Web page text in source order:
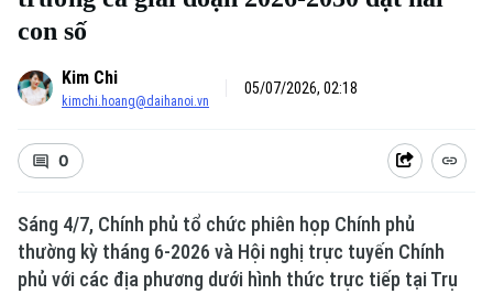
con số
Kim Chi
kimchi.hoang@daihanoi.vn
05/07/2026, 02:18
0
Sáng 4/7, Chính phủ tổ chức phiên họp Chính phủ
thường kỳ tháng 6-2026 và Hội nghị trực tuyến Chính
phủ với các địa phương dưới hình thức trực tiếp tại Trụ